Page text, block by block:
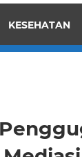
KESEHATAN